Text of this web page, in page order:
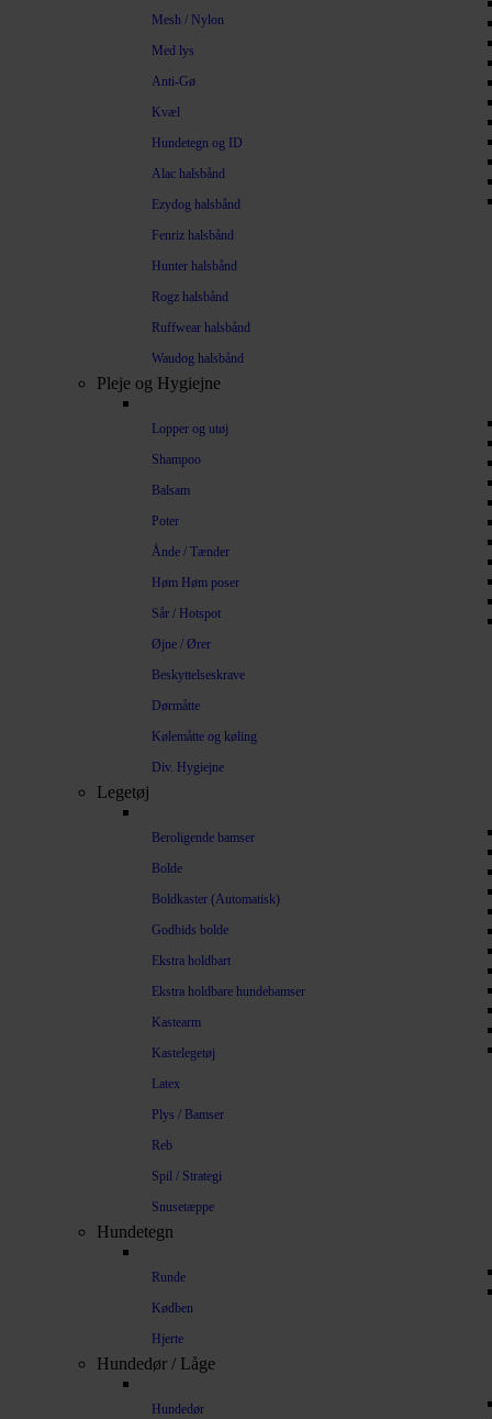
Mesh / Nylon
Med lys
Anti-Gø
Kvæl
Hundetegn og ID
Alac halsbånd
Ezydog halsbånd
Fenriz halsbånd
Hunter halsbånd
Rogz halsbånd
Ruffwear halsbånd
Waudog halsbånd
Pleje og Hygiejne
Lopper og utøj
Shampoo
Balsam
Poter
Ånde / Tænder
Høm Høm poser
Sår / Hotspot
Øjne / Ører
Beskyttelseskrave
Dørmåtte
Kølemåtte og køling
Div. Hygiejne
Legetøj
Beroligende bamser
Bolde
Boldkaster (Automatisk)
Godbids bolde
Ekstra holdbart
Ekstra holdbare hundebamser
Kastearm
Kastelegetøj
Latex
Plys / Bamser
Reb
Spil / Strategi
Snusetæppe
Hundetegn
Runde
Kødben
Hjerte
Hundedør / Låge
Hundedør